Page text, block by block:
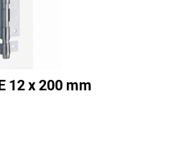
12 x 200 mm